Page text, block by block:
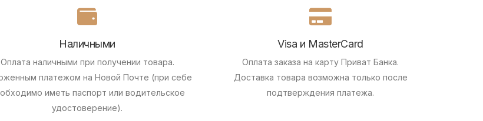
Наличными
Оплата наличными при получении товара.
платежом на Новой Почте (при себе
иметь паспорт или водительское
удостоверение).
Visa и MasterCard
Оплата заказа на карту Приват Банка.
Доставка товара возможна только после
подтверждения платежа.